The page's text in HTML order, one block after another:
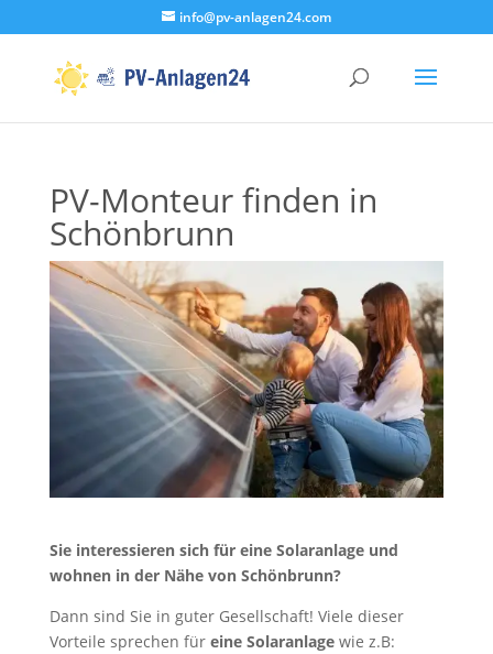
info@pv-anlagen24.com
PV-Monteur finden in
Schönbrunn
Sie interessieren sich für eine Solaranlage und
wohnen in der Nähe von Schönbrunn?
Dann sind Sie in guter Gesellschaft! Viele dieser
Vorteile sprechen für eine Solaranlage wie z.B: